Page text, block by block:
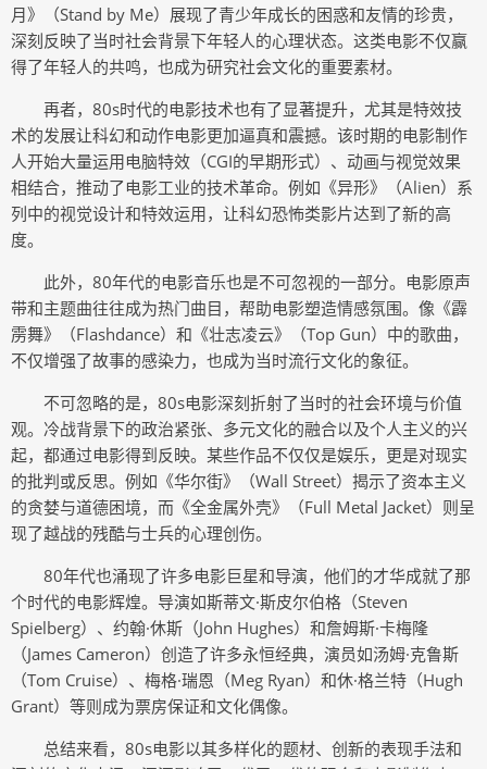
月》（Stand by Me）展现了青少年成长的困惑和友情的珍贵，
深刻反映了当时社会背景下年轻人的心理状态。这类电影不仅赢
得了年轻人的共鸣，也成为研究社会文化的重要素材。
再者，80s时代的电影技术也有了显著提升，尤其是特效技
术的发展让科幻和动作电影更加逼真和震撼。该时期的电影制作
人开始大量运用电脑特效（CGI的早期形式）、动画与视觉效果
相结合，推动了电影工业的技术革命。例如《异形》（Alien）系
列中的视觉设计和特效运用，让科幻恐怖类影片达到了新的高
度。
此外，80年代的电影音乐也是不可忽视的一部分。电影原声
带和主题曲往往成为热门曲目，帮助电影塑造情感氛围。像《霹
雳舞》（Flashdance）和《壮志凌云》（Top Gun）中的歌曲，
不仅增强了故事的感染力，也成为当时流行文化的象征。
不可忽略的是，80s电影深刻折射了当时的社会环境与价值
观。冷战背景下的政治紧张、多元文化的融合以及个人主义的兴
起，都通过电影得到反映。某些作品不仅仅是娱乐，更是对现实
的批判或反思。例如《华尔街》（Wall Street）揭示了资本主义
的贪婪与道德困境，而《全金属外壳》（Full Metal Jacket）则呈
现了越战的残酷与士兵的心理创伤。
80年代也涌现了许多电影巨星和导演，他们的才华成就了那
个时代的电影辉煌。导演如斯蒂文·斯皮尔伯格（Steven
Spielberg）、约翰·休斯（John Hughes）和詹姆斯·卡梅隆
（James Cameron）创造了许多永恒经典，演员如汤姆·克鲁斯
（Tom Cruise）、梅格·瑞恩（Meg Ryan）和休·格兰特（Hugh
Grant）等则成为票房保证和文化偶像。
总结来看，80s电影以其多样化的题材、创新的表现手法和